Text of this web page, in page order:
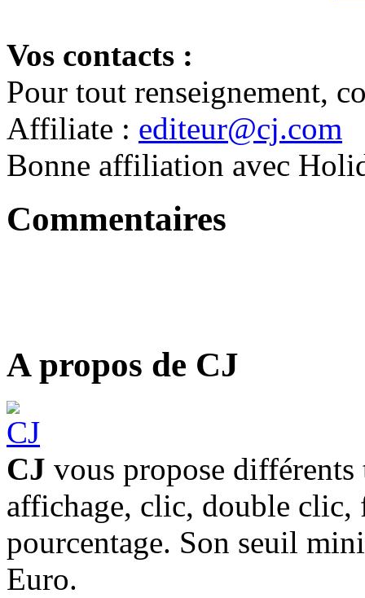
Vos contacts :
Pour tout renseignement,
Affiliate : editeur@cj.com
Bonne affiliation avec
Commentaires
A propos de CJ
CJ vous propose
affichage, clic, double clic,
pourcentage. Son seuil
Euro.